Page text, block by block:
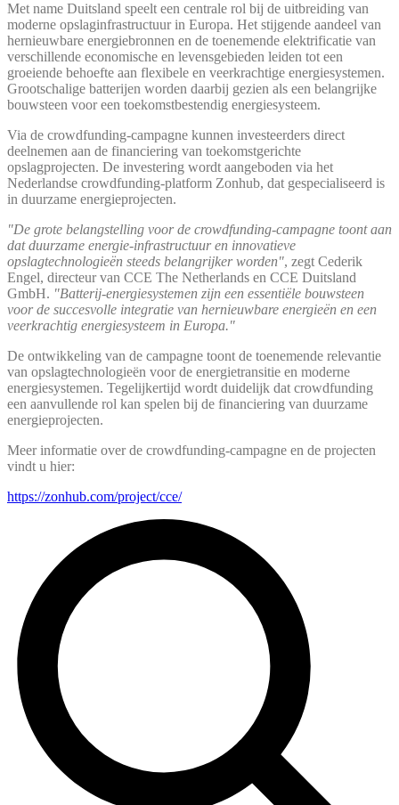
Met name Duitsland speelt een centrale rol bij de uitbreiding van
moderne opslaginfrastructuur in Europa. Het stijgende aandeel van
hernieuwbare energiebronnen en de toenemende elektrificatie van
verschillende economische en levensgebieden leiden tot een
groeiende behoefte aan flexibele en veerkrachtige energiesystemen.
Grootschalige batterijen worden daarbij gezien als een belangrijke
bouwsteen voor een toekomstbestendig energiesysteem.
Via de crowdfunding-campagne kunnen investeerders direct
deelnemen aan de financiering van toekomstgerichte
opslagprojecten. De investering wordt aangeboden via het
Nederlandse crowdfunding-platform Zonhub, dat gespecialiseerd is
in duurzame energieprojecten.
"De grote belangstelling voor de crowdfunding-campagne toont aan
dat duurzame energie-infrastructuur en innovatieve
opslagtechnologieën steeds belangrijker worden", zegt Cederik
Engel, directeur van CCE The Netherlands en CCE Duitsland
GmbH. "Batterij-energiesystemen zijn een essentiële bouwsteen
voor de succesvolle integratie van hernieuwbare energieën en een
veerkrachtig energiesysteem in Europa."
De ontwikkeling van de campagne toont de toenemende relevantie
van opslagtechnologieën voor de energietransitie en moderne
energiesystemen. Tegelijkertijd wordt duidelijk dat crowdfunding
een aanvullende rol kan spelen bij de financiering van duurzame
energieprojecten.
Meer informatie over de crowdfunding-campagne en de projecten
vindt u hier:
https://zonhub.com/project/cce/